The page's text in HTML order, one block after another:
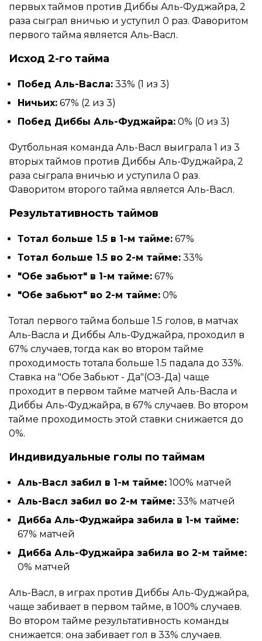
первых таймов против Диббы Аль-Фуджайра, 2
раза сыграл вничью и уступил 0 раз. Фаворитом
первого тайма является Аль-Васл.
Исход 2-го тайма
Побед Аль-Васла: 33% (1 из 3)
Ничьих: 67% (2 из 3)
Побед Диббы Аль-Фуджайра: 0% (0 из 3)
Футбольная команда Аль-Васл выиграла 1 из 3
вторых таймов против Диббы Аль-Фуджайра, 2
раза сыграла вничью и уступила 0 раз.
Фаворитом второго тайма является Аль-Васл.
Результативность таймов
Тотал больше 1.5 в 1-м тайме: 67%
Тотал больше 1.5 во 2-м тайме: 33%
"Обе забьют" в 1-м тайме: 67%
"Обе забьют" во 2-м тайме: 0%
Тотал первого тайма больше 1.5 голов, в матчах
Аль-Васла и Диббы Аль-Фуджайра, проходил в
67% случаев, тогда как во втором тайме
проходимость тотала больше 1.5 падала до 33%.
Ставка на "Обе Забьют - Да"(ОЗ-Да) чаще
проходит в первом тайме матчей Аль-Васла и
Диббы Аль-Фуджайра, в 67% случаев. Во втором
тайме проходимость этой ставки снижается до
0%.
Индивидуальные голы по таймам
Аль-Васл забил в 1-м тайме: 100% матчей
Аль-Васл забил во 2-м тайме: 33% матчей
Дибба Аль-Фуджайра забила в 1-м тайме:
67% матчей
Дибба Аль-Фуджайра забила во 2-м тайме:
0% матчей
Аль-Васл, в играх против Диббы Аль-Фуджайра,
чаще забивает в первом тайме, в 100% случаев.
Во втором тайме результативность команды
снижается: она забивает гол в 33% случаев.